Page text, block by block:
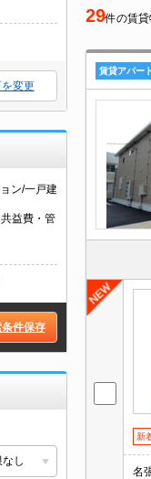
を変更
ン/一戸建
益費・管
件保存
29件の賃
賃貸アパート
新
名